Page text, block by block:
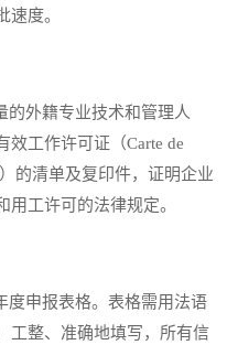
度。
外籍专业技术和管理人
效工作许可证（Carte de
的清单及复印件，证明企业
工许可的法律规定。
申报表格。表格需用法语
工整、准确地填写，所有信